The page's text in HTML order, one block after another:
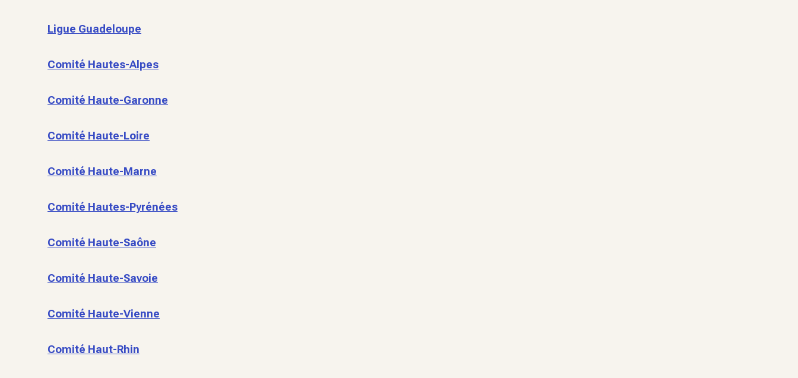
Ligue Guadeloupe
Comité Hautes-Alpes
Comité Haute-Garonne
Comité Haute-Loire
Comité Haute-Marne
Comité Hautes-Pyrénées
Comité Haute-Saône
Comité Haute-Savoie
Comité Haute-Vienne
Comité Haut-Rhin